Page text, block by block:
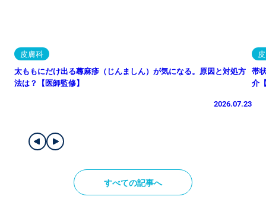
太ももにだけ出る蕁麻疹（じんましん）が気になる。原因と対処方
法は？【医師監修】